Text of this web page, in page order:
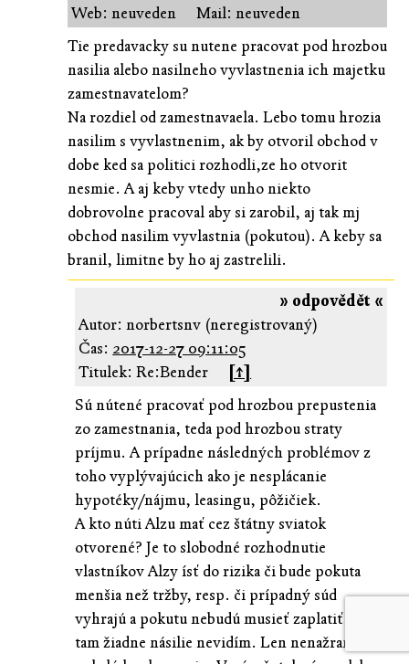
Web: neuveden
Mail: neuveden
Tie predavacky su nutene pracovat pod hrozbou
nasilia alebo nasilneho vyvlastnenia ich majetku
zamestnavatelom?
Na rozdiel od zamestnavaela. Lebo tomu hrozia
nasilim s vyvlastnenim, ak by otvoril obchod v
dobe ked sa politici rozhodli,ze ho otvorit
nesmie. A aj keby vtedy unho niekto
dobrovolne pracoval aby si zarobil, aj tak mj
obchod nasilim vyvlastnia (pokutou). A keby sa
branil, limitne by ho aj zastrelili.
» odpovědět «
Autor: norbertsnv (neregistrovaný)
Čas: 2017-12-27 09:11:05
Titulek: Re:Bender
[↑]
Sú nútené pracovať pod hrozbou prepustenia
zo zamestnania, teda pod hrozbou straty
príjmu. A prípadne následných problémov z
toho vyplývajúcich ako je nesplácanie
hypotéky/nájmu, leasingu, pôžičiek.
A kto núti Alzu mať cez štátny sviatok
otvorené? Je to slobodné rozhodnutie
vlastníkov Alzy ísť do rizika či bude pokuta
menšia než tržby, resp. či prípadný súd
vyhrajú a pokutu nebudú musieť zaplatiť. Ja
tam žiadne násilie nevidím. Len nenažranosť a